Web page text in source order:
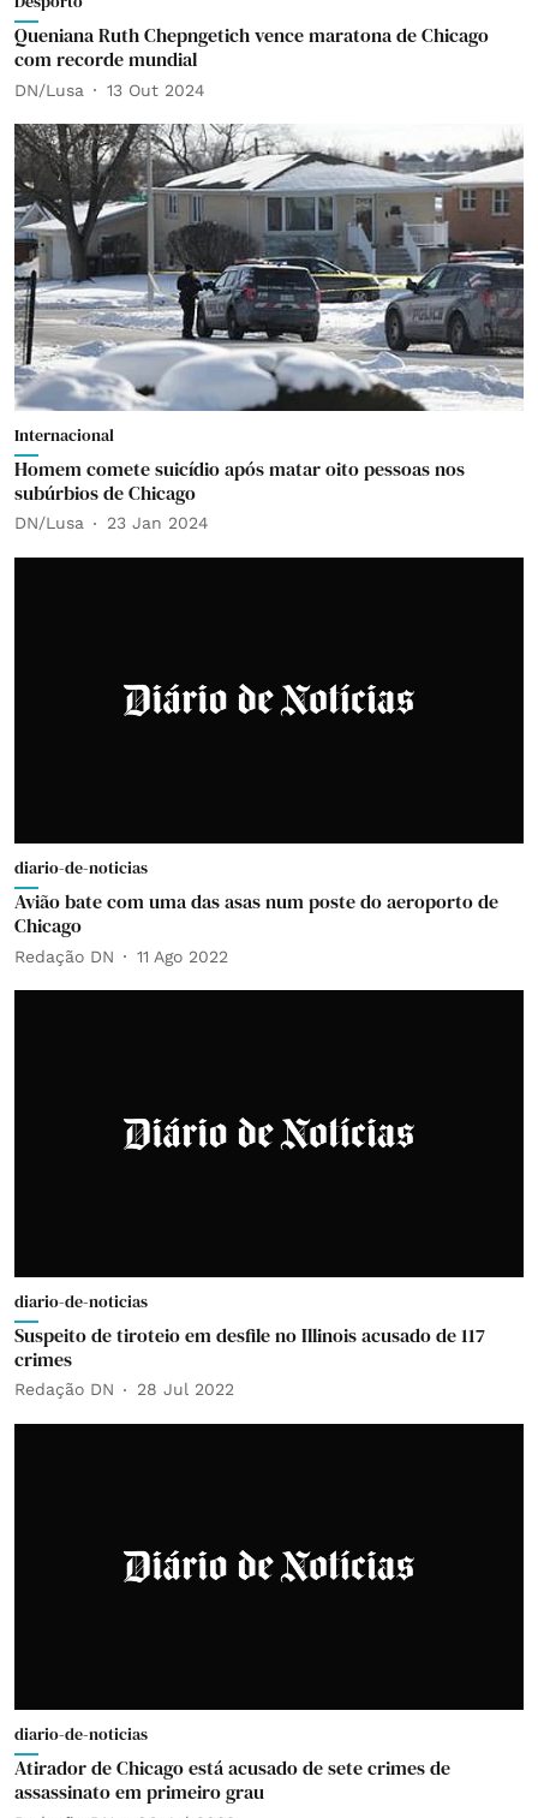
Queniana Ruth Chepngetich vence maratona de Chicago
com recorde mundial
DN/Lusa 13 Out 2024
Internacional
Homem comete suicídio após matar oito pessoas nos
subúrbios de Chicago
DN/Lusa 23 Jan 2024
diario-de-noticias
Avião bate com uma das asas num poste do aeroporto de
Chicago
Redação DN 11 Ago 2022
diario-de-noticias
Suspeito de tiroteio em desfile no Illinois acusado de 117
crimes
Redação DN 28 Jul 2022
diario-de-noticias
Atirador de Chicago está acusado de sete crimes de
assassinato em primeiro grau